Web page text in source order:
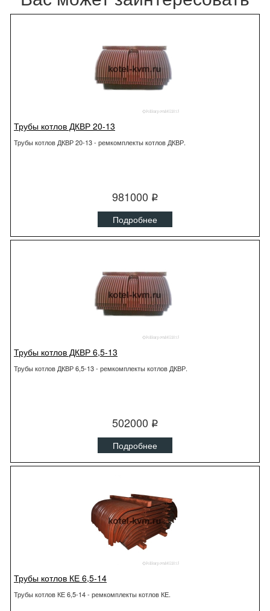
Трубы котлов ДКВР 20-13
Трубы котлов ДКВР 20-13 - ремкомплекты котлов ДКВР.
981000 q
Подробнее
Трубы котлов ДКВР 6,5-13
Трубы котлов ДКВР 6,5-13 - ремкомплекты котлов ДКВР.
502000 q
Подробнее
Трубы котлов КЕ 6,5-14
Трубы котлов КЕ 6,5-14 - ремкомплекты котлов КЕ.